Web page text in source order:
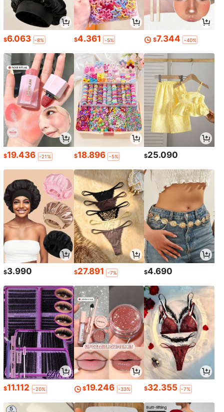
$6.063 -8% $4.361 -5% $7.344 -40%
$19.436 -21% $18.896 -5% $25.090
$3.990 $27.891 -7% $4.690
$11.112 -20% $19.246 -33% $32.355 -7%